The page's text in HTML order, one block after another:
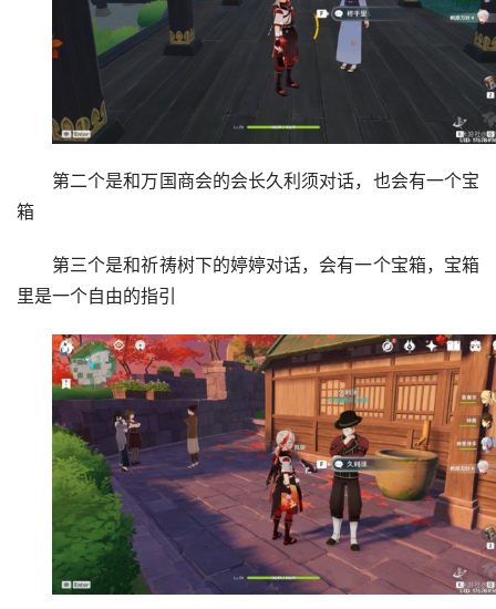
第二个是和万国商会的会长久利须对话，也会有一个宝
箱
第三个是和祈祷树下的婷婷对话，会有一个宝箱，宝箱
里是一个自由的指引